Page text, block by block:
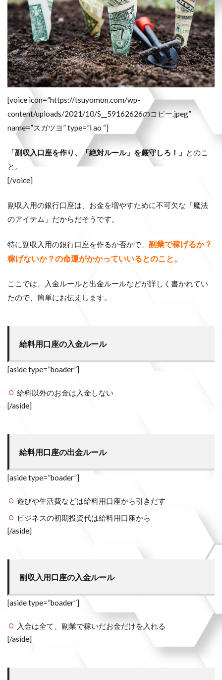
[voice icon=”https://tsuyomon.com/wp-
content/uploads/2021/10/S__59162626のコピー.jpeg”
name=”スガツヨ” type=”l ao “]
「副収入口座を作り、「絶対ルール」を厳守しろ！」 とのこ
と。
[/voice]
副収入用の銀行口座は、お金を増やすために不可欠な「魔法
のアイテム」だからだそうです。
特に副収入用の銀行口座を作るか否かで、 副業で稼げるか？
稼げないか？の命運がかかっていいるとのこと。
ここでは、入金ルールと出金ルールなどが詳しく書かれてい
たので、簡単にお伝えします。
給料用口座の入金ルール
[aside type=”boader”]
給料以外のお金は入金しない
[/aside]
給料用口座の出金ルール
[aside type=”boader”]
遊びや生活費などは給料用口座から引きだす
ビジネスの初期投資代は給料用口座から
[/aside]
副収入用口座の入金ルール
[aside type=”boader”]
入金は全て、副業で稼いだお金だけを入れる
[/aside]